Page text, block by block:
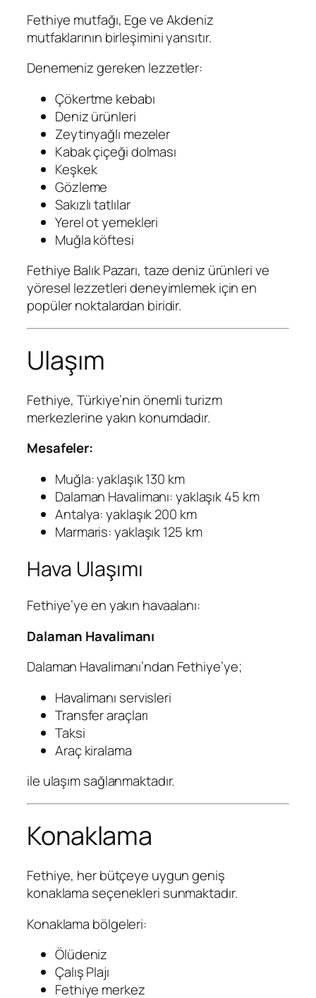
Fethiye mutfağı, Ege ve Akdeniz
mutfaklarının birleşimini yansıtır.
Denemeniz gereken lezzetler:
Çökertme kebabı
Deniz ürünleri
Zeytinyağlı mezeler
Kabak çiçeği dolması
Keşkek
Gözleme
Sakızlı tatlılar
Yerel ot yemekleri
Muğla köftesi
Fethiye Balık Pazarı, taze deniz ürünleri ve
yöresel lezzetleri deneyimlemek için en
popüler noktalardan biridir.
Ulaşım
Fethiye, Türkiye’nin önemli turizm
merkezlerine yakın konumdadır.
Mesafeler:
Muğla: yaklaşık 130 km
Dalaman Havalimanı: yaklaşık 45 km
Antalya: yaklaşık 200 km
Marmaris: yaklaşık 125 km
Hava Ulaşımı
Fethiye’ye en yakın havaalanı:
Dalaman Havalimanı
Dalaman Havalimanı’ndan Fethiye’ye;
Havalimanı servisleri
Transfer araçları
Taksi
Araç kiralama
ile ulaşım sağlanmaktadır.
Konaklama
Fethiye, her bütçeye uygun geniş
konaklama seçenekleri sunmaktadır.
Konaklama bölgeleri:
Ölüdeniz
Çalış Plajı
Fethiye merkez